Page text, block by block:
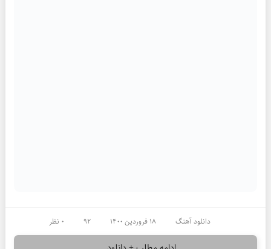
دانلود آهنگ 18 فروردین 1400 92 0 نظر